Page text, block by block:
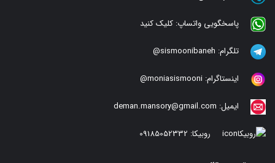
پاسخگویی واتساپ: کلیک کنید
تلگرام: sismoonibaneh@
اینستاگرام: moniasismooni@
ایمیل: deman.mansory@gmail.com
روبیکا: 09185052332